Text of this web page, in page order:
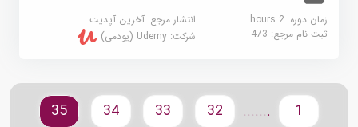
زمان دوره: 2 hours
انتشار مرجع:آخرین آپدیت
ثبت نام مرجع:473 شرکت:Udemy (یودمی)
.......
32
33
34
35